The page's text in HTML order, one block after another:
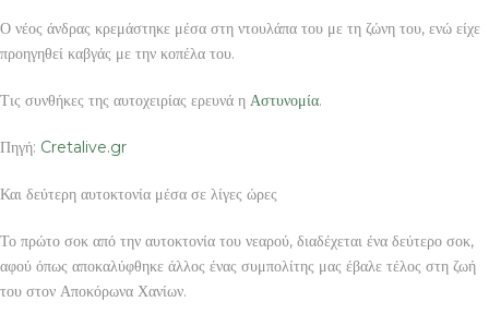
Ο νέος άνδρας κρεμάστηκε μέσα στη ντουλάπα του με τη ζώνη του, ενώ είχε
προηγηθεί καβγάς με την κοπέλα του.
Τις συνθήκες της αυτοχειρίας ερευνά η Αστυνομία.
Πηγή: Cretalive.gr
Και δεύτερη αυτοκτονία μέσα σε λίγες ώρες
Το πρώτο σοκ από την αυτοκτονία του νεαρού, διαδέχεται ένα δεύτερο σοκ,
αφού όπως αποκαλύφθηκε άλλος ένας συμπολίτης μας έβαλε τέλος στη ζωή
του στον Αποκόρωνα Χανίων.